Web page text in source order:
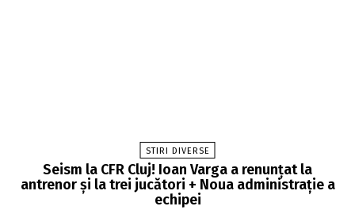
STIRI DIVERSE
Seism la CFR Cluj! Ioan Varga a renunțat la
antrenor și la trei jucători + Noua administrație a
echipei